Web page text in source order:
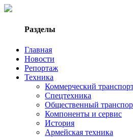
Разделы
Главная
Новости
Репортаж
Техника
Коммерческий
Спецтехника
Общественный
Компоненты и сервис
История
Армейская техника